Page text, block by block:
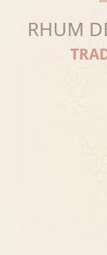
RHUM